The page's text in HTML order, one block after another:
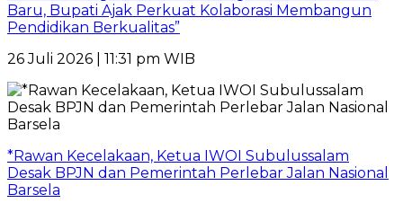
Baru, Bupati Ajak Perkuat Kolaborasi Membangun
Pendidikan Berkualitas”
26 Juli 2026 | 11:31 pm WIB
*Rawan Kecelakaan, Ketua IWOI Subulussalam
Desak BPJN dan Pemerintah Perlebar Jalan Nasional
Barsela